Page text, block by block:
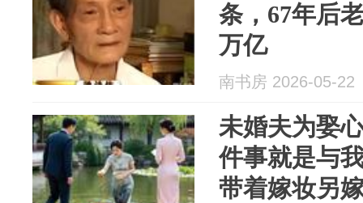
条，67年后
万亿
南书房 2026-05-22
未婚夫为娶
件事就是与
带着嫁妆另